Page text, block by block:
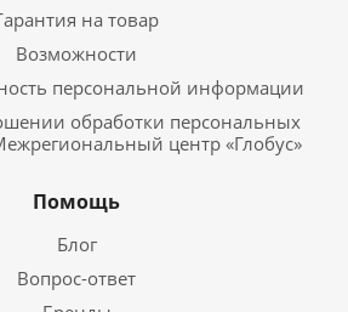
на товар
Возможности
персональной информации
обработки персональных
центр «Глобус»
Помощь
Блог
Вопрос-ответ